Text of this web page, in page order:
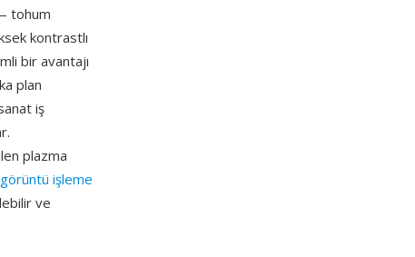
tohum
kontrastlı
bir avantajı
plan
iş
plazma
görüntü işleme
ve